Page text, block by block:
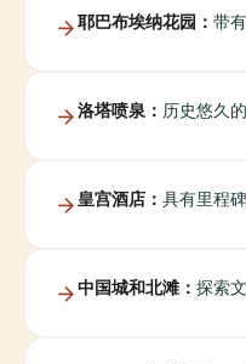
耶巴布埃纳花园： 带
洛塔喷泉： 历史悠久
皇宫酒店： 具有里程
中国城和北滩： 探索